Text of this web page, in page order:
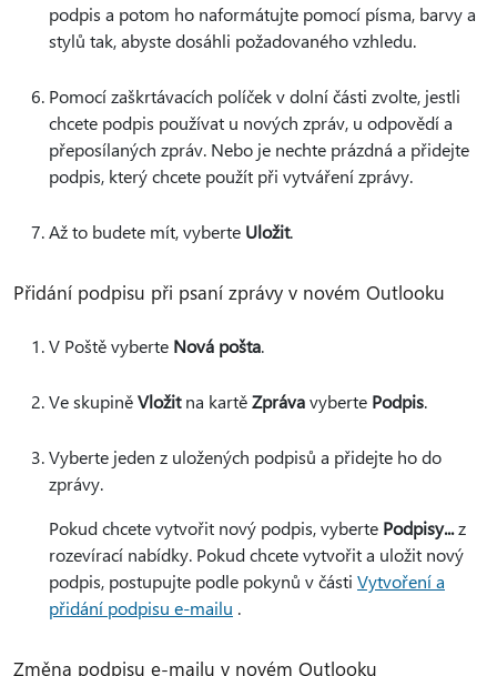
podpis a potom ho naformátujte pomocí písma, barvy a
stylů tak, abyste dosáhli požadovaného vzhledu.
Pomocí zaškrtávacích políček v dolní části zvolte, jestli
chcete podpis používat u nových zpráv, u odpovědí a
přeposílaných zpráv. Nebo je nechte prázdná a přidejte
podpis, který chcete použít při vytváření zprávy.
Až to budete mít, vyberte Uložit.
Přidání podpisu při psaní zprávy v novém Outlooku
V Poště vyberte Nová pošta.
Ve skupiněVložitna kartěZprávavyberte Podpis.
Vyberte jeden z uložených podpisů a přidejte ho do
zprávy.
Pokud chcete vytvořit nový podpis, vyberte Podpisy...z
rozevírací nabídky. Pokud chcete vytvořit a uložit nový
podpis, postupujte podle pokynů v části Vytvoření a
přidání podpisu e-mailu .
Změna podpisu e-mailu v novém Outlooku